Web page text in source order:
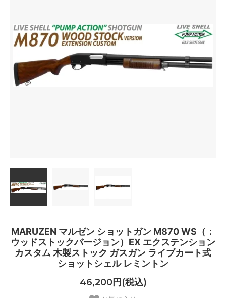
MARUZEN マルゼン ショットガン M870 WS（：
ウッドストックバージョン）EX エクステンション
カスタム 木製ストック ガスガン ライブカート式
ショットシェル レミントン
46,200円(税込)